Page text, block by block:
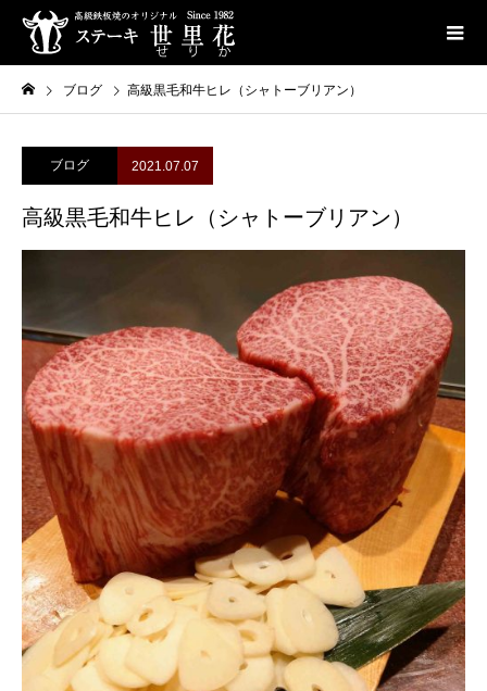
ブログ 高級黒毛和牛ヒレ（シャトーブリアン）
ブログ 2021.07.07
高級黒毛和牛ヒレ（シャトーブリアン）